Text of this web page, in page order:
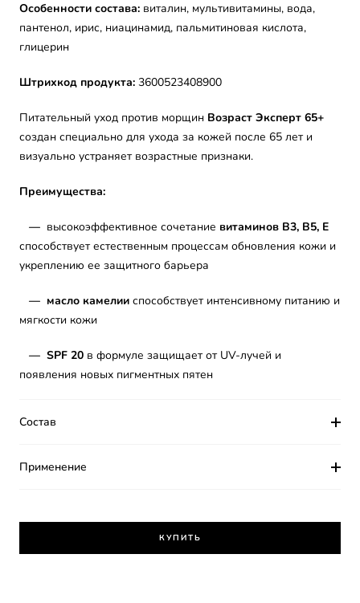
Особенности состава: виталин, мультивитамины, вода,
пантенол, ирис, ниацинамид, пальмитиновая кислота,
глицерин
Штрихкод продукта: 3600523408900
Питательный уход против морщин Возраст Эксперт 65+
создан специально для ухода за кожей после 65 лет и
визуально устраняет возрастные признаки.
Преимущества:
— высокоэффективное сочетание витаминов B3, B5, E
способствует естественным процессам обновления кожи и
укреплению ее защитного барьера
— масло камелии способствует интенсивному питанию и
мягкости кожи
— SPF 20 в формуле защищает от UV-лучей и
появления новых пигментных пятен
Состав
Применение
КУПИТЬ